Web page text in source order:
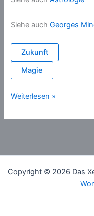
Siehe auchGeorges
Zukunft
Magie
Wahrsagen
Weiterlesen »
Copyright © 2026 Das